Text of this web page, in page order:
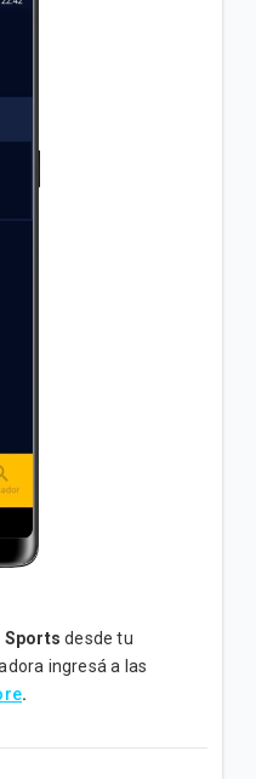
Sports desde tu
ingresá a las
.